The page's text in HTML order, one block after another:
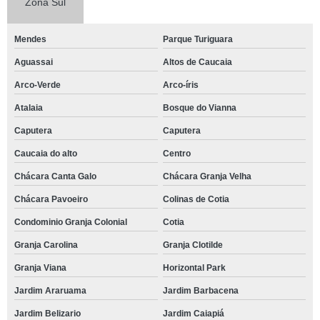
espaço para eventos empresariais reservar Jardim Europa
onde tem espaço de eventos Tatuapé
onde tem espaço para confraternização Jardim Belizario
onde tem espaço para eventos empresariais Recanto Vista Alegre
onde tem espaço para eventos empresariais Parque Monjolo
telefone de espaço para eventos corporativos San Diego Park
espaço para confraternização reservar Paraíso
espaço para festa de casamento Santana
espaço para confraternização de empresa reservar Alphaville Comercial
telefone de espaço para festa de casamento JardimTorino
espaço para festa de debutante reservar Petropolis
espaço para festa de debutante reservar Rio Cotia
Mendes Parque Turiguara
Aguassai Altos de Caucaia
Arco-Verde Arco-íris
Atalaia Bosque do Vianna
Caputera Caputera
Caucaia do alto Centro
Chácara Canta Galo Chácara Granja Velha
Chácara Pavoeiro Colinas de Cotia
Condominio Granja Colonial Cotia
Granja Carolina Granja Clotilde
Granja Viana Horizontal Park
Jardim Araruama Jardim Barbacena
Jardim Belizario Jardim Caiapiá